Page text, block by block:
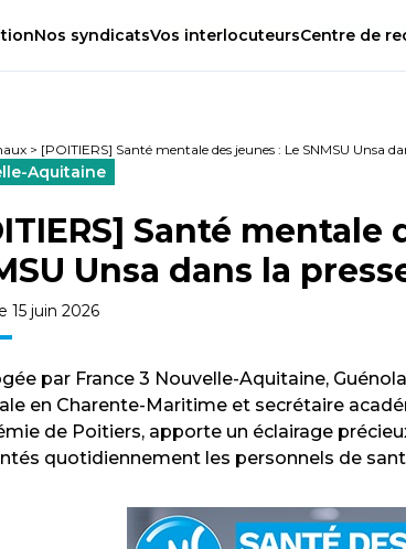
Nos syndicatsVos interlocuteursCentre de
> [POITIERS] Santé mentale des jeunes : Le SNMSU Unsa
Aquitaine
Santé mentale
Unsa dans la
15 juin 2026
par France 3 Nouvelle-Aquitaine,
en Charente-Maritime et secrétaire
de Poitiers, apporte un éclairage
quotidiennement les personnels de